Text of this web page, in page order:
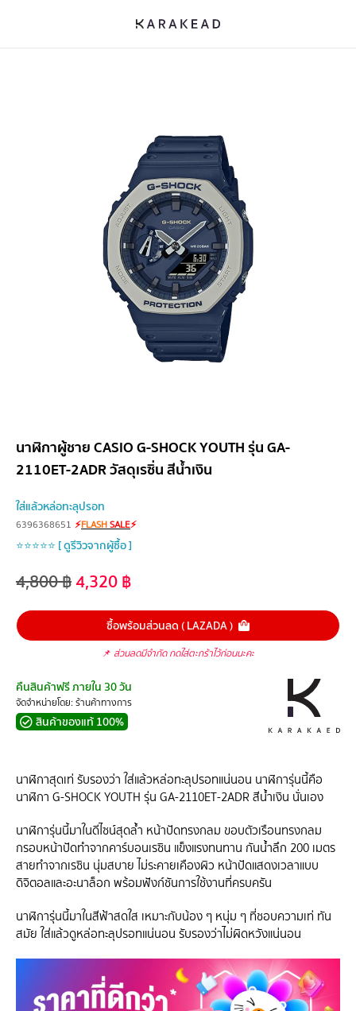
นาฬิกาผู้ชาย CASIO G-SHOCK YOUTH รุ่น GA-
2110ET-2ADR วัสดุเรซิ่น สีน้ำเงิน
ใส่แล้วหล่อทะลุปรอท
6396368651 ⚡FLASHSALE⚡
⭐⭐⭐⭐⭐ [ ดูรีวิวจากผู้ซื้อ ]
4,800฿4,320฿
ซื้อพร้อมส่วนลด ( LAZADA )
📌 ส่วนลดมีจำกัด กดใส่ตะกร้าไว้ก่อนนะคะ
คืนสินค้าฟรี ภายใน 30 วัน
จัดจำหน่ายโดย: ร้านค้าทางการ
สินค้าของแท้ 100%
นาฬิกาสุดเท่ รับรองว่า ใส่แล้วหล่อทะลุปรอทแน่นอน นาฬิการุ่นนี้คือ
นาฬิกา G-SHOCK YOUTH รุ่น GA-2110ET-2ADR สีน้ำเงิน นั่นเอง
นาฬิการุ่นนี้มาในดีไซน์สุดล้ำ หน้าปัดทรงกลม ขอบตัวเรือนทรงกลม
กรอบหน้าปัดทำจากคาร์บอนเรซิน แข็งแรงทนทาน กันน้ำลึก 200 เมตร
สายทำจากเรซิน นุ่มสบาย ไม่ระคายเคืองผิว หน้าปัดแสดงเวลาแบบ
ดิจิตอลและอะนาล็อก พร้อมฟังก์ชันการใช้งานที่ครบครัน
นาฬิการุ่นนี้มาในสีฟ้าสดใส เหมาะกับน้อง ๆ หนุ่ม ๆ ที่ชอบความเท่ ทัน
สมัย ใส่แล้วดูหล่อทะลุปรอทแน่นอน รับรองว่าไม่ผิดหวังแน่นอน